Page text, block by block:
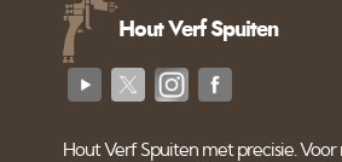
Hout Verf Spuiten
Hout Verf Spuiten met precisie. Voor